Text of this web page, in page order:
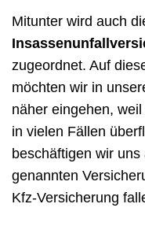
Mitunter wird auch
zugeordnet. Auf
möchten wir in
näher eingehen,
in vielen Fällen
beschäftigen wir
genannten
Kfz-Versicherung